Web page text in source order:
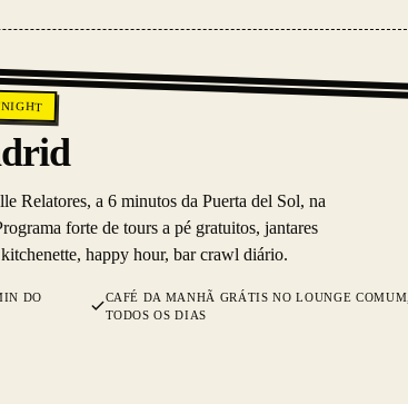
Relatores, a 6 minutos da Puerta del Sol, na
forte de tours a pé gratuitos, jantares
happy hour, bar crawl diário.
DO
CAFÉ DA MANHÃ GRÁTIS NO LOUNGE COMUM,
TODOS OS DIAS